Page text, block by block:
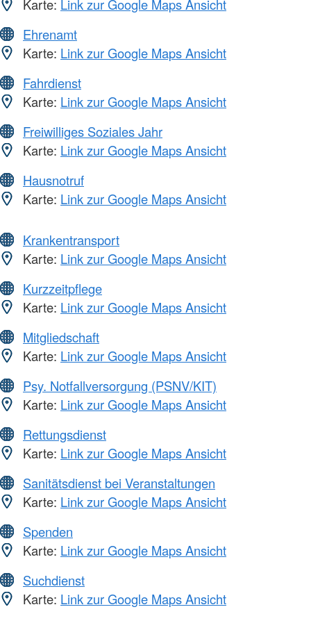
Karte: Link zur Google Maps Ansicht
Ehrenamt
Karte: Link zur Google Maps Ansicht
Fahrdienst
Karte: Link zur Google Maps Ansicht
Freiwilliges Soziales Jahr
Karte: Link zur Google Maps Ansicht
Hausnotruf
Karte: Link zur Google Maps Ansicht
Krankentransport
Karte: Link zur Google Maps Ansicht
Kurzzeitpflege
Karte: Link zur Google Maps Ansicht
Mitgliedschaft
Karte: Link zur Google Maps Ansicht
Psy. Notfallversorgung (PSNV/KIT)
Karte: Link zur Google Maps Ansicht
Rettungsdienst
Karte: Link zur Google Maps Ansicht
Sanitätsdienst bei Veranstaltungen
Karte: Link zur Google Maps Ansicht
Spenden
Karte: Link zur Google Maps Ansicht
Suchdienst
Karte: Link zur Google Maps Ansicht